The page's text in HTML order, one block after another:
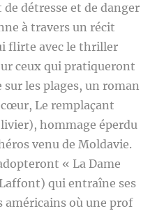
détresse et de danger
à travers un récit
flirte avec le thriller
ceux qui pratiqueront
les plages, un roman
Le remplaçant
hommage éperdu
venu de Moldavie.
« La Dame
qui entraîne ses
américains où une prof